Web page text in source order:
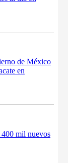
de México
en
400 mil nuevos